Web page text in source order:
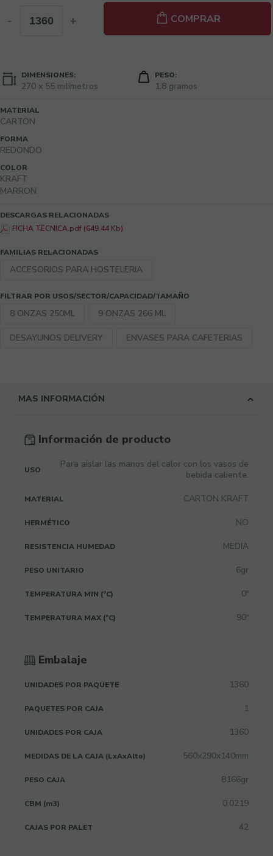
- + COMPRAR
DIMENSIONES:
270 x 55 milímetros
PESO:
1.8 gramos
MATERIAL
CARTON
FORMA
REDONDO
COLOR
KRAFT
MARRON
DESCARGAS RELACIONADAS
FICHA TECNICA.pdf (649.44 Kb)
FAMILIAS RELACIONADAS
ACCESORIOS PARA HOSTELERIA
FILTRAR POR USOS/SECTOR/CAPACIDAD/TAMAÑO
8 ONZAS 250ML 9 ONZAS 266 ML
DESAYUNOS DELIVERY ENVASES PARA CAFETERIAS
MAS INFORMACIÓN
Información de producto
USO
Para aislar las manos del calor con los vasos de
bebida caliente.
MATERIAL CARTON KRAFT
HERMÉTICO NO
RESISTENCIA HUMEDAD MEDIA
PESO UNITARIO 6gr
TEMPERATURA MIN (ºC) 0º
TEMPERATURA MAX (ºC) 90º
Embalaje
UNIDADES POR PAQUETE 1360
PAQUETES POR CAJA 1
UNIDADES POR CAJA 1360
MEDIDAS DE LA CAJA (LxAxAlto) 560x290x140mm
PESO CAJA 8166gr
CBM (m3) 0.0219
CAJAS POR PALET 42